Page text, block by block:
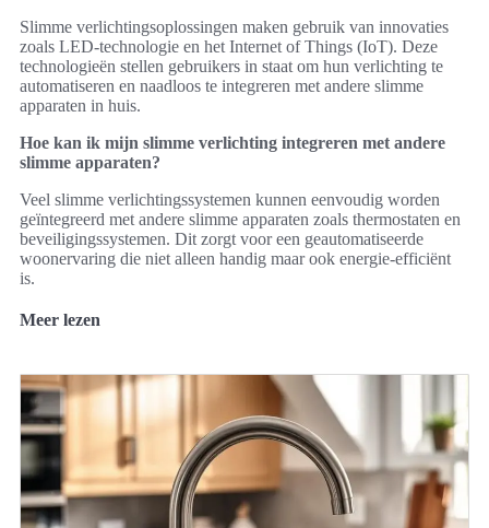
Slimme verlichtingsoplossingen maken gebruik van innovaties
zoals LED-technologie en het Internet of Things (IoT). Deze
technologieën stellen gebruikers in staat om hun verlichting te
automatiseren en naadloos te integreren met andere slimme
apparaten in huis.
Hoe kan ik mijn slimme verlichting integreren met andere
slimme apparaten?
Veel slimme verlichtingssystemen kunnen eenvoudig worden
geïntegreerd met andere slimme apparaten zoals thermostaten en
beveiligingssystemen. Dit zorgt voor een geautomatiseerde
woonervaring die niet alleen handig maar ook energie-efficiënt
is.
Meer lezen